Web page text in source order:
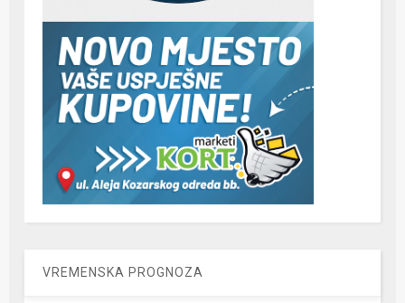
VREMENSKA PROGNOZA